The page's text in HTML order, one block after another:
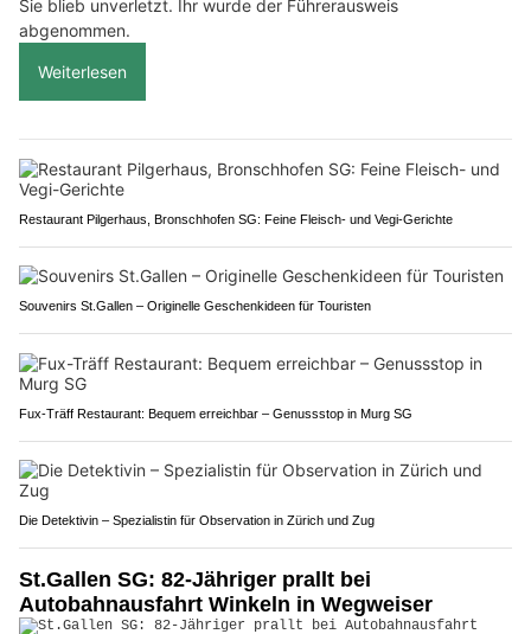
Sie blieb unverletzt. Ihr wurde der Führerausweis
abgenommen.
Weiterlesen
Restaurant Pilgerhaus, Bronschhofen SG: Feine Fleisch- und Vegi-Gerichte
Souvenirs St.Gallen – Originelle Geschenkideen für Touristen
Fux-Träff Restaurant: Bequem erreichbar – Genussstop in Murg SG
Die Detektivin – Spezialistin für Observation in Zürich und Zug
St.Gallen SG: 82-Jähriger prallt bei
Autobahnausfahrt Winkeln in Wegweiser